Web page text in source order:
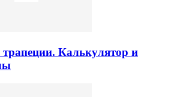
Калькулятор и